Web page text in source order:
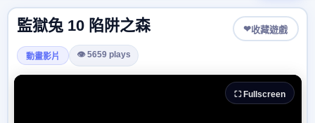
監獄兔 10 陷阱之森 ❤收藏遊戲
動畫影片 👁 5659 plays
⛶ Fullscreen